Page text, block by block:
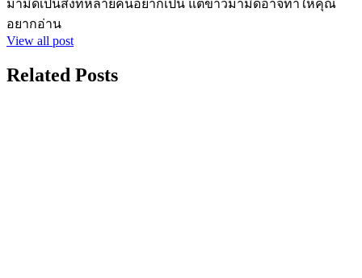
ม้ามืดเป็นสิ่งที่หลายคนอยากเป็น แต่ข่าวม้ามืดอาจทำให้คุณ
อยากอ่าน
View all post
Related Posts